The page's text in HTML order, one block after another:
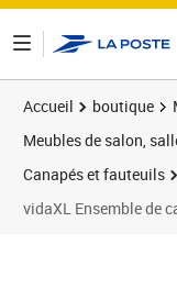
Accueil boutique
Meubles de salon,
Canapés et fauteuils
vidaXL Ensemble de